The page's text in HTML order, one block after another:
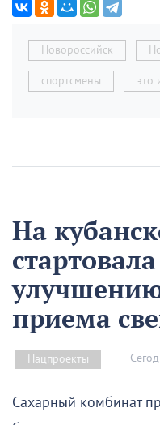
Новороссийск
спортсмены это
На
приема
Нацпроекты
Сахарный комбинат